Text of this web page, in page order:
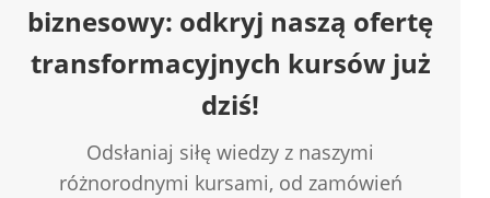
biznesowy: odkryj naszą ofertę
transformacyjnych kursów już
dziś!
Odsłaniaj siłę wiedzy z naszymi
różnorodnymi kursami, od zamówień